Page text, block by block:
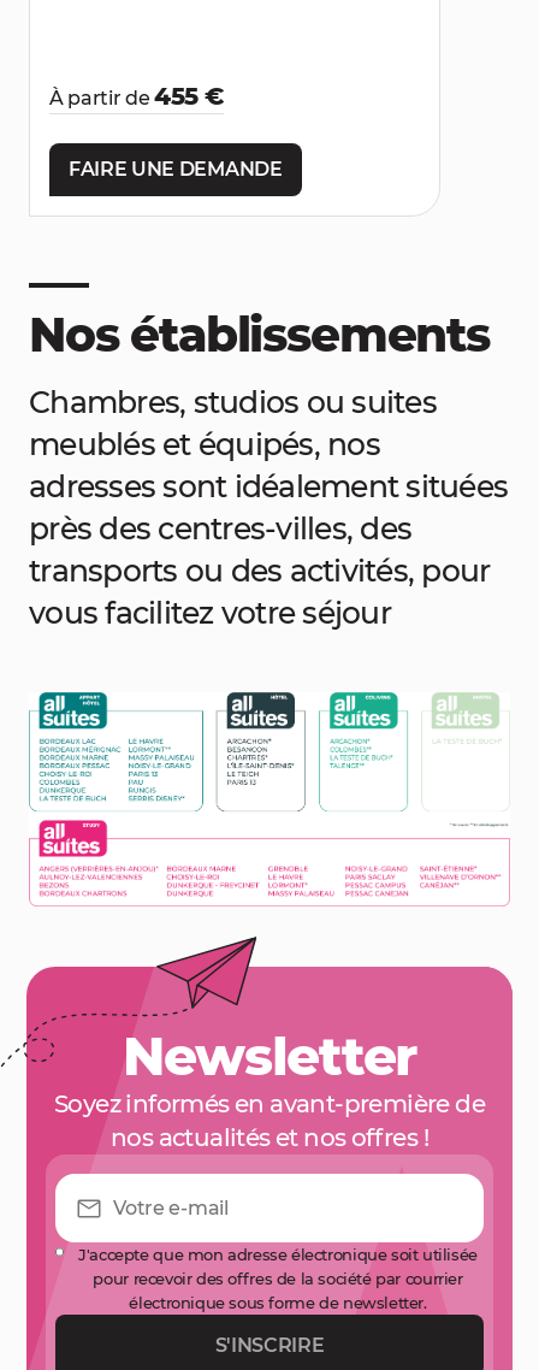
À partir de455 €
FAIRE UNE DEMANDE
Nos établissements
Chambres, studios ou suites
meublés et équipés, nos
adresses sont idéalement situées
près des centres-villes, des
transports ou des activités, pour
vous facilitez votre séjour
Newsletter
Soyez informés en avant-première de
nos actualités et nos offres !
J'accepte que mon adresse électronique soit utilisée
pour recevoir des offres de la société par courrier
électronique sous forme de newsletter.
S'INSCRIRE